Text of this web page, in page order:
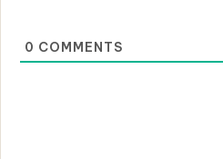
0 COMMENTS